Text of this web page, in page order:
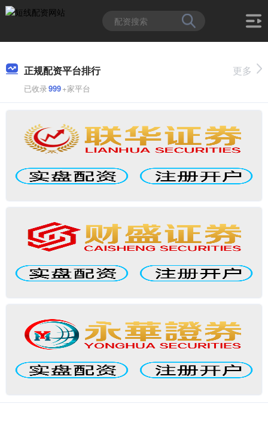
正规配资平台排行
已收录999+家平台
更多